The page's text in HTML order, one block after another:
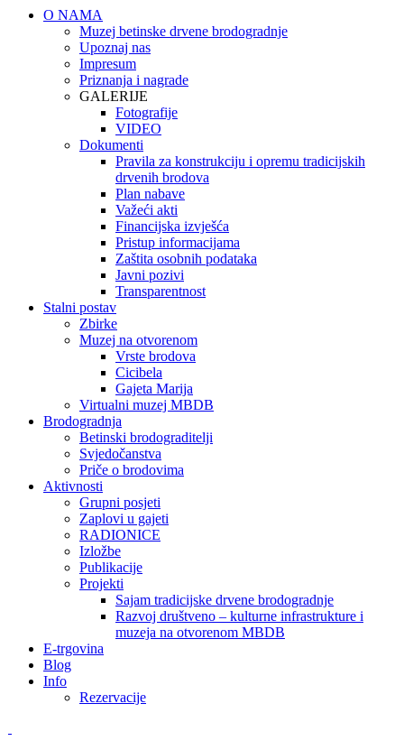
O NAMA
Muzej betinske drvene brodogradnje
Upoznaj nas
Impresum
Priznanja i nagrade
GALERIJE
Fotografije
VIDEO
Dokumenti
Pravila za konstrukciju i opremu tradicijskih
drvenih brodova
Plan nabave
Važeći akti
Financijska izvješća
Pristup informacijama
Zaštita osobnih podataka
Javni pozivi
Transparentnost
Stalni postav
Zbirke
Muzej na otvorenom
Vrste brodova
Cicibela
Gajeta Marija
Virtualni muzej MBDB
Brodogradnja
Betinski brodograditelji
Svjedočanstva
Priče o brodovima
Aktivnosti
Grupni posjeti
Zaplovi u gajeti
RADIONICE
Izložbe
Publikacije
Projekti
Sajam tradicijske drvene brodogradnje
Razvoj društveno – kulturne infrastrukture i
muzeja na otvorenom MBDB
E-trgovina
Blog
Info
Rezervacije